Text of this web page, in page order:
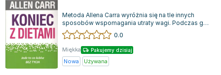
Metoda Allena Carra wyróżnia się na tle innych
sposobów wspomagania utraty wagi. Podczas gdy
inne techniki często wymagają wyrzecz...
0.0
Miękka Pakujemy dzisiaj
Nowa Używana